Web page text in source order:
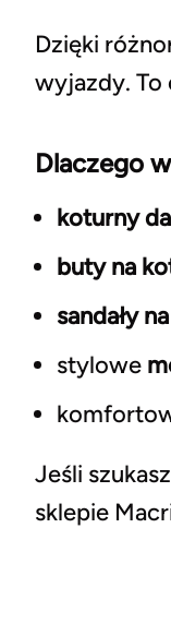
Dzięki
wyjazdy. To
Dlaczego
koturny
buty na
sandały
stylowe
Jeśli
sklepie